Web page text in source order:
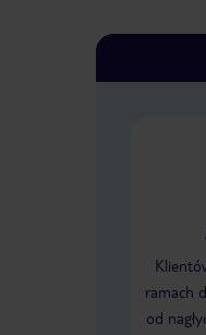
ramach
od